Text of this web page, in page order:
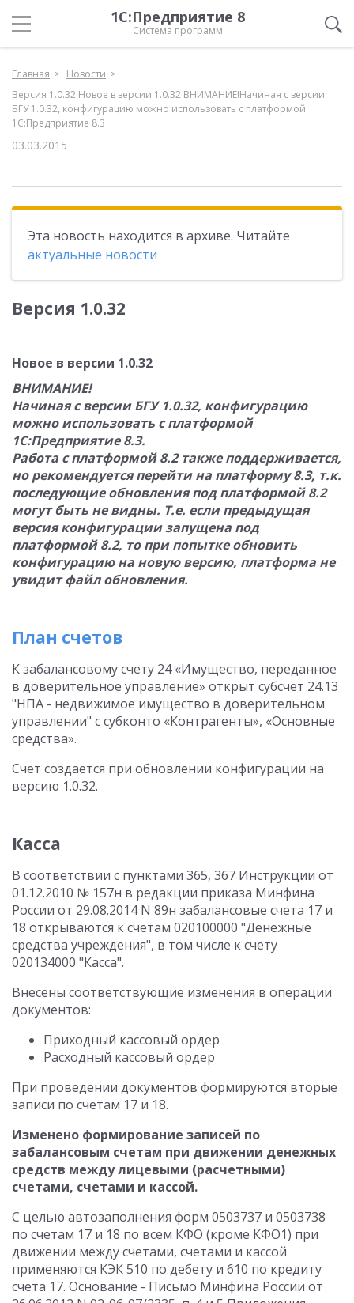
1С:Предприятие 8
Система программ
Главная
Новости
Версия 1.0.32 Новое в версии 1.0.32 ВНИМАНИЕ!Начиная с версии
БГУ 1.0.32, конфигурацию можно использовать с платформой
1С:Предприятие 8.3
03.03.2015
Эта новость находится в архиве. Читайте
актуальные новости
Версия 1.0.32
Новое в версии 1.0.32
ВНИМАНИЕ!
Начиная с версии БГУ 1.0.32, конфигурацию
можно использовать с платформой
1С:Предприятие 8.3.
Работа с платформой 8.2 также поддерживается,
но рекомендуется перейти на платформу 8.3, т.к.
последующие обновления под платформой 8.2
могут быть не видны. Т.е. если предыдущая
версия конфигурации запущена под
платформой 8.2, то при попытке обновить
конфигурацию на новую версию, платформа не
увидит файл обновления.
План счетов
К забалансовому счету 24 «Имущество, переданное
в доверительное управление» открыт субсчет 24.13
"НПА - недвижимое имущество в доверительном
управлении" с субконто «Контрагенты», «Основные
средства».
Счет создается при обновлении конфигурации на
версию 1.0.32.
Касса
В соответствии с пунктами 365, 367 Инструкции от
01.12.2010 № 157н в редакции приказа Минфина
России от 29.08.2014 N 89н забалансовые счета 17 и
18 открываются к счетам 020100000 "Денежные
средства учреждения", в том числе к счету
020134000 "Касса".
Внесены соответствующие изменения в операции
документов:
Приходный кассовый ордер
Расходный кассовый ордер
При проведении документов формируются вторые
записи по счетам 17 и 18.
Изменено формирование записей по
забалансовым счетам при движении денежных
средств между лицевыми (расчетными)
счетами, счетами и кассой.
С целью автозаполнения форм 0503737 и 0503738
по счетам 17 и 18 по всем КФО (кроме КФО1) при
движении между счетами, счетами и кассой
применяются КЭК 510 по дебету и 610 по кредиту
счета 17. Основание - Письмо Минфина России от